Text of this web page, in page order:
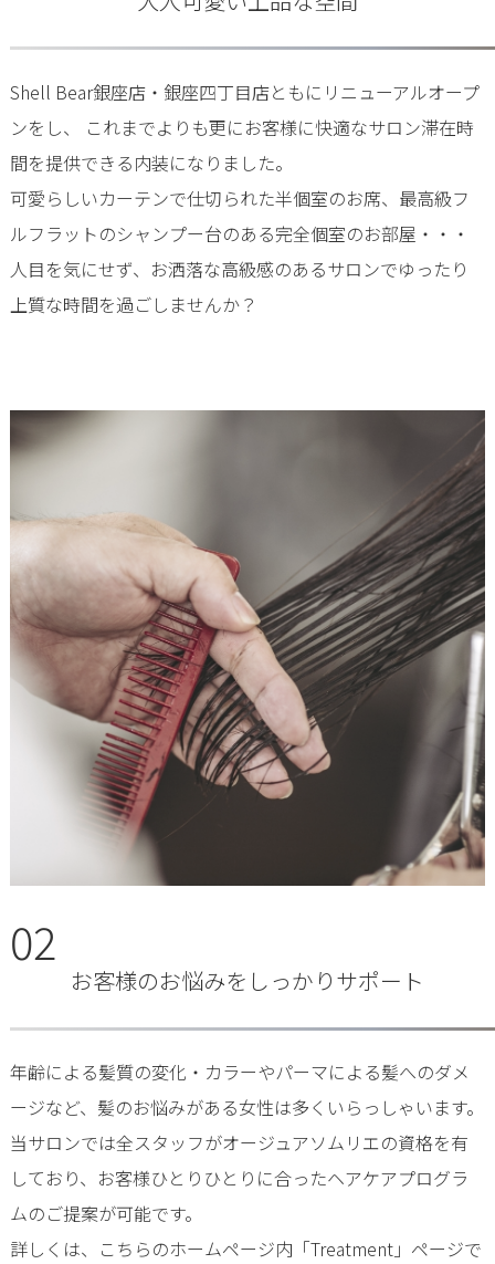
Shell Bear銀座店・銀座四丁目店ともにリニューアルオープ
ンをし、 これまでよりも更にお客様に快適なサロン滞在時
間を提供できる内装になりました。
可愛らしいカーテンで仕切られた半個室のお席、最高級フ
ルフラットのシャンプー台のある完全個室のお部屋・・・
人目を気にせず、お洒落な高級感のあるサロンでゆったり
上質な時間を過ごしませんか？
02
お客様のお悩みをしっかりサポート
年齢による髪質の変化・カラーやパーマによる髪へのダメ
ージなど、髪のお悩みがある女性は多くいらっしゃいます。
当サロンでは全スタッフがオージュアソムリエの資格を有
しており、お客様ひとりひとりに合ったヘアケアプログラ
ムのご提案が可能です。
詳しくは、こちらのホームページ内「Treatment」ページで